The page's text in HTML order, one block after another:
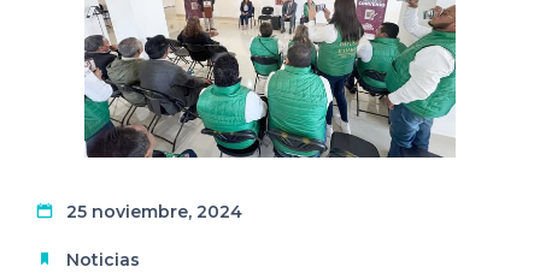
25 noviembre, 2024
Noticias